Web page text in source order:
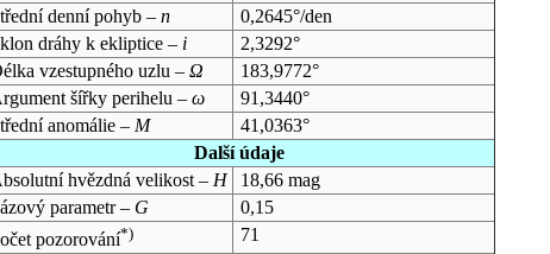
denní pohyb – n
0,2645°/den
dráhy k ekliptice – i
2,3292°
vzestupného uzlu – Ω
183,9772°
šířky perihelu – ω
91,3440°
anomálie – M
41,0363°
Další údaje
hvězdná velikost – H
18,66 mag
parametr – G
0,15
pozorování*)
71